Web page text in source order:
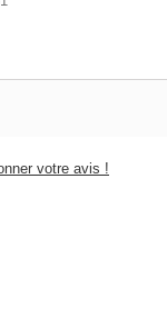
votre avis !